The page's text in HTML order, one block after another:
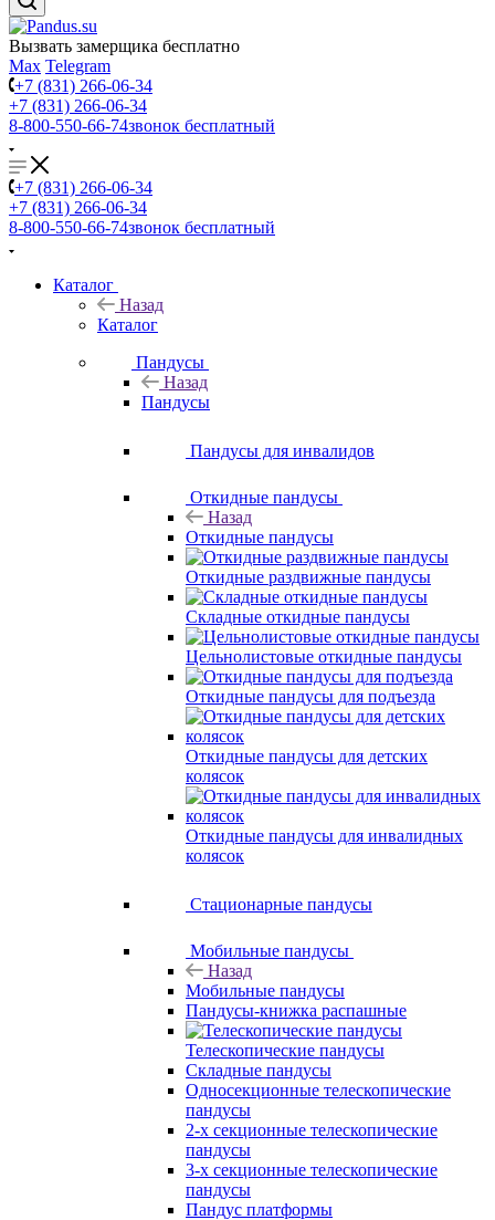
Вызвать замерщика бесплатно
Max Telegram
+7 (831) 266-06-34
+7 (831) 266-06-34
8-800-550-66-74звонок бесплатный
+7 (831) 266-06-34
+7 (831) 266-06-34
8-800-550-66-74звонок бесплатный
Каталог
Назад
Каталог
Пандусы
Назад
Пандусы
Пандусы для инвалидов
Откидные пандусы
Назад
Откидные пандусы
Откидные раздвижные пандусы
Складные откидные пандусы
Цельнолистовые откидные пандусы
Откидные пандусы для подъезда
Откидные пандусы для детских
колясок
Откидные пандусы для инвалидных
колясок
Стационарные пандусы
Мобильные пандусы
Назад
Мобильные пандусы
Пандусы-книжка распашные
Телескопические пандусы
Складные пандусы
Односекционные телескопические
пандусы
2-х секционные телескопические
пандусы
3-х секционные телескопические
пандусы
Пандус платформы